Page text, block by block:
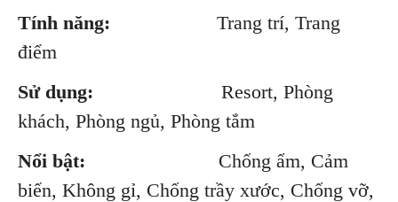
Tính năng: Trang trí, Trang
điểm
Sử dụng:
Resort, Phòng
khách, Phòng ngủ, Phòng tắm
Nổi bật: Chống ẩm, Cảm
biến, Không gỉ, Chống trầy xước, Chống vỡ,